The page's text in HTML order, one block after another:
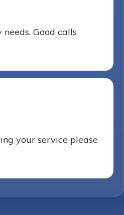
Good calls
your service please